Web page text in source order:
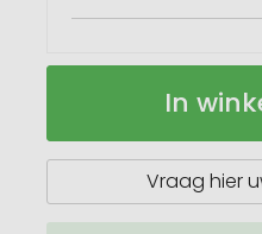
Tamago
kweken
Op
In
Vraag hier